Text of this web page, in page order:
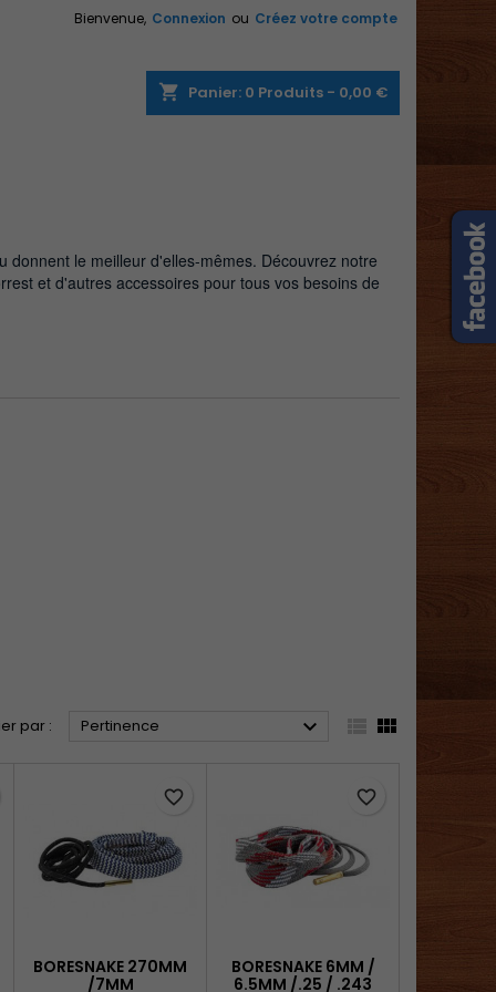
Bienvenue, Connexion ou Créez votre compte
shopping_cart Panier: 0 Produits - 0,00 €
le meilleur d'elles-mêmes. Découvrez notre
et d'autres accessoires pour tous vos besoins de
par : Pertinence  
BORESNAKE 270MM
/7MM
favorite_border
BORESNAKE 6MM /
6.5MM /.25 / .243
favorite_border